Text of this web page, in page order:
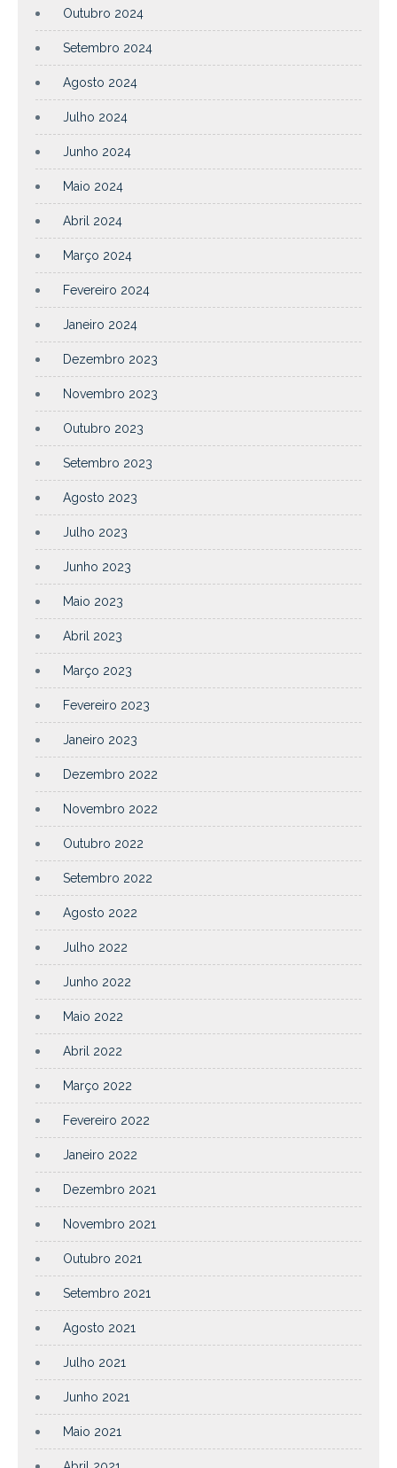
Outubro 2024
Setembro 2024
Agosto 2024
Julho 2024
Junho 2024
Maio 2024
Abril 2024
Março 2024
Fevereiro 2024
Janeiro 2024
Dezembro 2023
Novembro 2023
Outubro 2023
Setembro 2023
Agosto 2023
Julho 2023
Junho 2023
Maio 2023
Abril 2023
Março 2023
Fevereiro 2023
Janeiro 2023
Dezembro 2022
Novembro 2022
Outubro 2022
Setembro 2022
Agosto 2022
Julho 2022
Junho 2022
Maio 2022
Abril 2022
Março 2022
Fevereiro 2022
Janeiro 2022
Dezembro 2021
Novembro 2021
Outubro 2021
Setembro 2021
Agosto 2021
Julho 2021
Junho 2021
Maio 2021